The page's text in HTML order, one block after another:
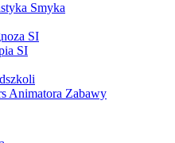
Smyka
SI
SI
Animatora Zabawy